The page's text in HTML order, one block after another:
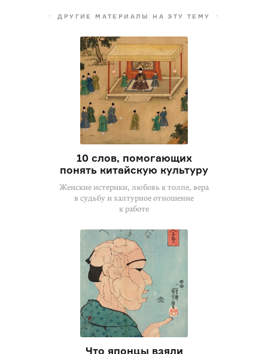
ДРУГИЕ МАТЕРИАЛЫ НА ЭТУ ТЕМУ
10 слов, помогающих
понять китайскую культуру
Женские истерики, любовь к толпе, вера
в судьбу и халтурное отношение
к работе
Что японцы взяли